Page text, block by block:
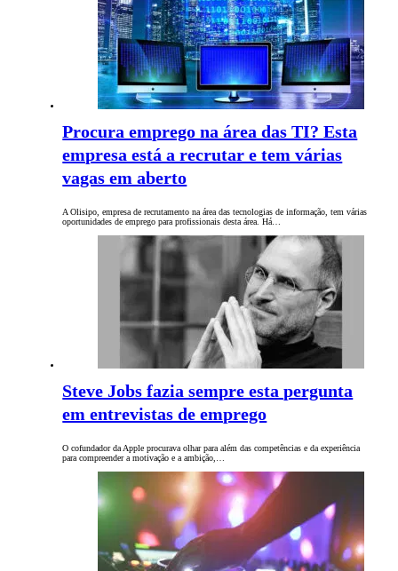
Procura emprego na área das TI? Esta
empresa está a recrutar e tem várias
vagas em aberto
A Olisipo, empresa de recrutamento na área das tecnologias de informação, tem várias
oportunidades de emprego para profissionais desta área. Há…
Steve Jobs fazia sempre esta pergunta
em entrevistas de emprego
O cofundador da Apple procurava olhar para além das competências e da experiência
para compreender a motivação e a ambição,…